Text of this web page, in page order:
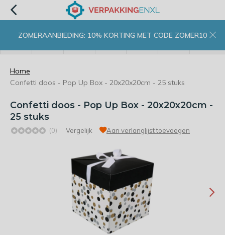
ZOMERAANBIEDING: 10% KORTING MET CODE ZOMER10
Home
Confetti doos - Pop Up Box - 20x20x20cm - 25 stuks
Confetti doos - Pop Up Box - 20x20x20cm -
25 stuks
(0) Vergelijk Aan verlanglijst toevoegen